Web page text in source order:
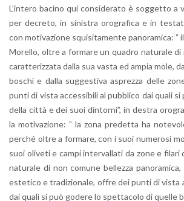
L’in­te­ro ba­ci­no qui con­si­de­ra­to è sog­get­to a
per de­cre­to, in si­ni­stra oro­gra­fi­ca e in
con mo­ti­va­zio­ne squi­si­ta­men­te pa­no­ra­mi­ca: ”
Mo­rel­lo, oltre a for­ma­re un qua­dro na­tu­ra­le di
ca­rat­te­riz­za­ta dalla sua vasta ed ampia mole,
bo­schi e dalla sug­ge­sti­va asprez­za delle
punti di vista ac­ces­si­bi­li al pub­bli­co dai quali si
della città e dei suoi din­tor­ni”, in de­stra
la mo­ti­va­zio­ne: ” la zona pre­det­ta ha
per­ché oltre a for­ma­re, con i suoi nu­me­ro­si
suoi oli­ve­ti e campi in­ter­val­la­ti da zone e fi­la­ri
na­tu­ra­le di non co­mu­ne bel­lez­za
este­ti­co e tra­di­zio­na­le, offre dei punti di vista
dai quali si può go­de­re lo spet­ta­co­lo di quel­le